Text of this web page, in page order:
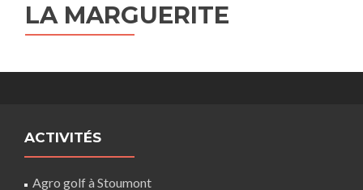
LA MARGUERITE
ACTIVITÉS
Agro golf à Stoumont